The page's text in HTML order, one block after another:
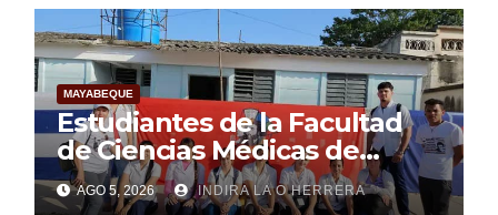
MAYABEQUE
Estudiantes de la Facultad
de Ciencias Médicas de
Mayabeque realizan
pesquisa
AGO 5, 2026 INDIRA LA O HERRERA